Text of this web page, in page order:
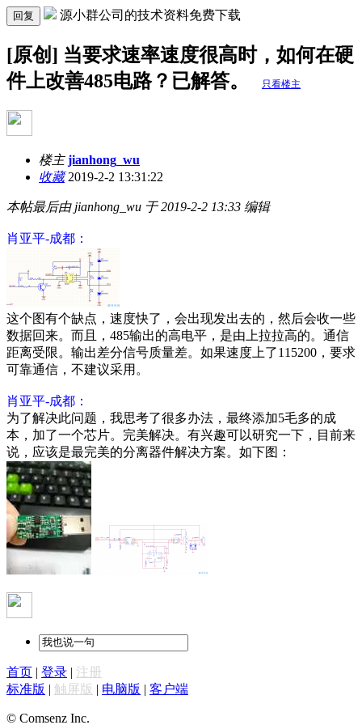
回复 源小群公司的技术资料免费下载
[原创] 当要求速率速度很高时，如何在硬
件上改善485电路？已解答。
只看楼主
楼主 jianhong_wu
收藏2019-2-2 13:31:22
本帖最后由 jianhong_wu 于 2019-2-2 13:33 编辑
肖亚平-成都：
这个图有个缺点，速度快了，会出现发出去的，然后会收一些
数据回来。而且，485输出的高电平，是由上拉拉高的。通信
距离受限。输出差分信号质量差。如果速度上了115200，要求
可靠通信，不建议采用。
肖亚平-成都：
为了解决此问题，我思考了很多办法，最终添加5毛多的成
本，加了一个芯片。完美解决。有兴趣可以研究一下，目前来
说，应该是最完美的分离器件解决方案。如下图：
首页 | 登录 | 注册
标准版 | 触屏版 | 电脑版 | 客户端
© Comsenz Inc.